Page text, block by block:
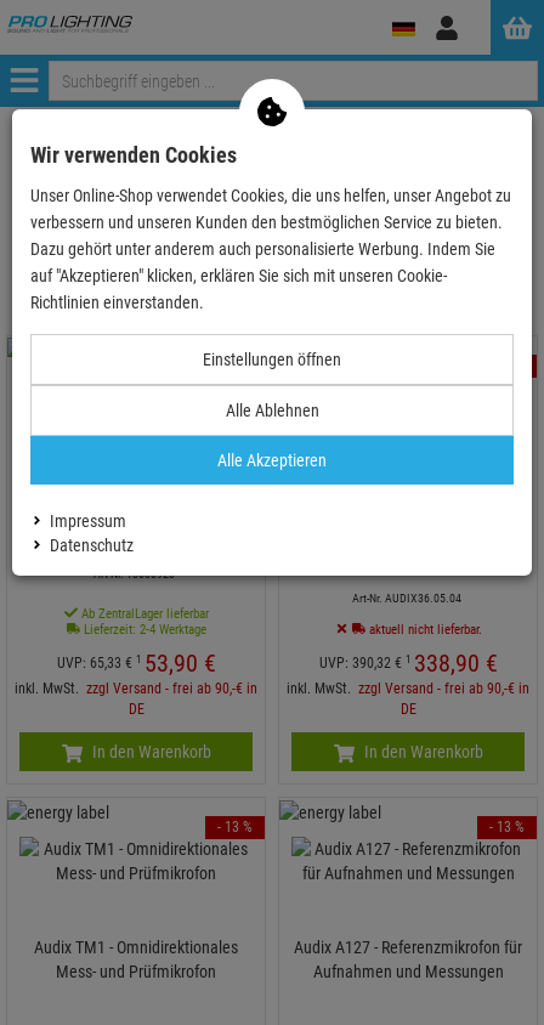
Anmelden
Menü
ProLighting Tontechnik
Messmikrofon
OMNITRONIC MIC MM-2USB USB-
Art-Nr. 13030923
Ab ZentralLager lieferbar
Lieferzeit: 2-4 Werktage
UVP: 65,33 € 1 53,90 €
inkl. MwSt. zzgl Versand - frei ab 90,-€ in
DE
- 17 %
In den Warenkorb
Art-Nr. AUDIX36.05.04
aktuell nicht lieferbar.
UVP: 390,32 € 1 338,90 €
inkl. MwSt. zzgl Versand - frei ab 90,-€ in
DE
In den Warenkorb
Audix TM1 - Omnidirektionales
Mess- und Prüfmikrofon
- 13 %
Audix A127 - Referenzmikrofon für
Aufnahmen und Messungen
- 13 %
Wir verwenden Cookies
Unser Online-Shop verwendet Cookies, die uns helfen, unser Angebot zu
verbessern und unseren Kunden den bestmöglichen Service zu bieten.
Dazu gehört unter anderem auch personalisierte Werbung. Indem Sie
auf "Akzeptieren" klicken, erklären Sie sich mit unseren Cookie-
Richtlinien einverstanden.
Einstellungen öffnen
Alle Ablehnen
Alle Akzeptieren
Impressum
Datenschutz